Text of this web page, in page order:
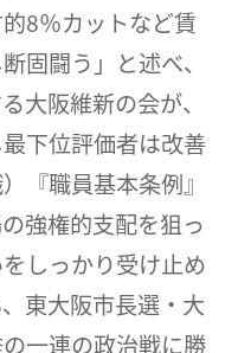
8％カットなど賃
固闘う」と述べ、
大阪維新の会が、
下位評価者は改善
『職員基本条例』
強権的支配を狙っ
しっかり受け止め
東大阪市長選・大
一連の政治戦に勝